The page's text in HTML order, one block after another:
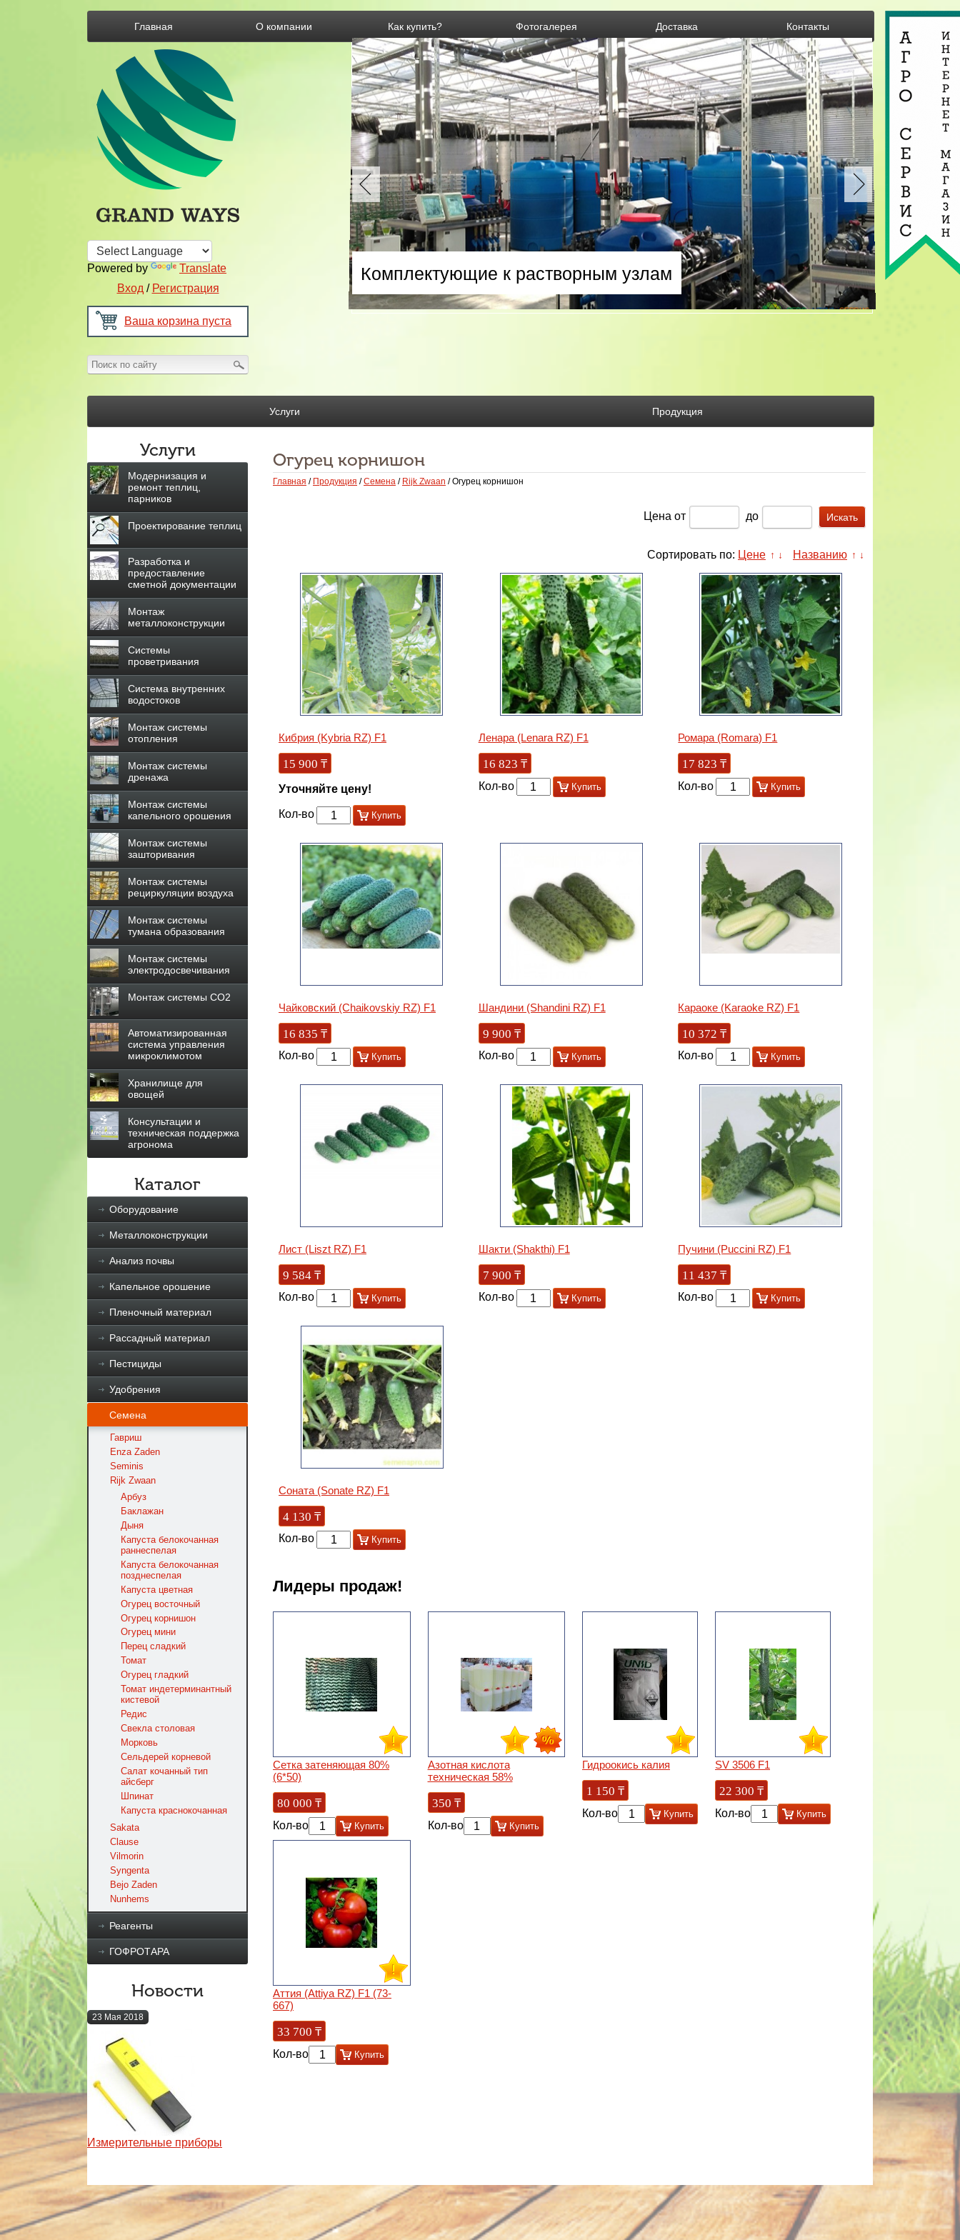
Главная О компании Как купить? Фотогалерея Доставка Контакты
Powered by
Translate
Вход / Регистрация
Ваша корзина пуста
Комплектующие к растворным узлам
Услуги Продукция
Услуги
Модернизация и
ремонт теплиц,
парников
Проектирование теплиц
Разработка и
предоставление
сметной документации
Монтаж
металлоконструкции
Системы
проветривания
Система внутренних
водостоков
Монтаж системы
отопления
Монтаж системы
дренажа
Монтаж системы
капельного орошения
Монтаж системы
зашторивания
Монтаж системы
рециркуляции воздуха
Монтаж системы
тумана образования
Монтаж системы
электродосвечивания
Монтаж системы СО2
Автоматизированная
система управления
микроклимотом
Хранилище для
овощей
Консультации и
техническая поддержка
агронома
Каталог
Оборудование
Металлоконструкции
Анализ почвы
Капельное орошение
Пленочный материал
Рассадный материал
Пестициды
Удобрения
Семена
Гавриш
Enza Zaden
Seminis
Rijk Zwaan
Арбуз
Баклажан
Дыня
Капуста белокочанная
раннеспелая
Капуста белокочанная
позднеспелая
Капуста цветная
Огурец восточный
Огурец корнишон
Огурец мини
Перец сладкий
Томат
Огурец гладкий
Томат индетерминантный
кистевой
Редис
Свекла столовая
Морковь
Сельдерей корневой
Салат кочанный тип
айсберг
Шпинат
Капуста краснокочанная
Sakata
Clause
Vilmorin
Syngenta
Bejo Zaden
Nunhems
Реагенты
ГОФРОТАРА
Новости
23 Мая 2018
Измерительные приборы
Огурец корнишон
Главная / Продукция /Семена / Rijk Zwaan / Огурец корнишон
Цена от до
Сортировать по: Цене ↑ ↓ Названию ↑ ↓
Кибрия (Kybria RZ) F1
15 900 ₸
Уточняйте цену!
Кол-во Купить
Ленара (Lenara RZ) F1
16 823 ₸
Кол-во Купить
Ромара (Romara) F1
17 823 ₸
Кол-во Купить
Чайковский (Chaikovskiy RZ) F1
16 835 ₸
Кол-во Купить
Шандини (Shandini RZ) F1
9 900 ₸
Кол-во Купить
Караоке (Karaoke RZ) F1
10 372 ₸
Кол-во Купить
Лист (Liszt RZ) F1
9 584 ₸
Кол-во Купить
Шакти (Shakthi) F1
7 900 ₸
Кол-во Купить
Пучини (Puccini RZ) F1
11 437 ₸
Кол-во Купить
Соната (Sonate RZ) F1
4 130 ₸
Кол-во Купить
Лидеры продаж!
Сетка затеняющая 80%
(6*50)
80 000 ₸
Кол-во Купить
Азотная кислота
техническая 58%
350 ₸
Кол-во Купить
Гидроокись калия
1 150 ₸
Кол-во Купить
SV 3506 F1
22 300 ₸
Кол-во Купить
Аттия (Attiya RZ) F1 (73-
667)
33 700 ₸
Кол-во Купить